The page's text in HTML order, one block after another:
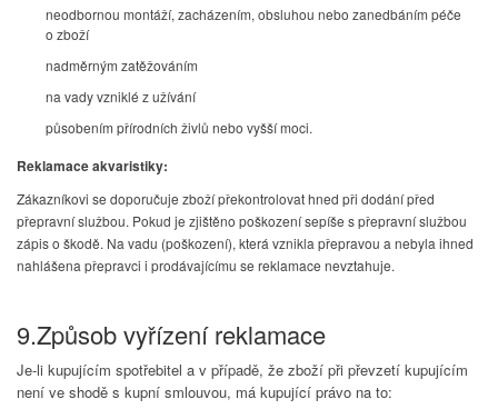
neodbornou montáží, zacházením, obsluhou nebo zanedbáním péče
o zboží
nadměrným zatěžováním
na vady vzniklé z užívání
působením přírodních živlů nebo vyšší moci.
Reklamace akvaristiky:
Zákazníkovi se doporučuje zboží překontrolovat hned při dodání před
přepravní službou. Pokud je zjištěno poškození sepíše s přepravní službou
zápis o škodě. Na vadu (poškození), která vznikla přepravou a nebyla ihned
nahlášena přepravci i prodávajícímu se reklamace nevztahuje.
9.Způsob vyřízení reklamace
Je-li kupujícím spotřebitel a v případě, že zboží při převzetí kupujícím
není ve shodě s kupní smlouvou, má kupující právo na to: